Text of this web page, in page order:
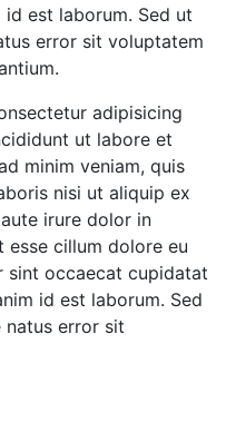
est laborum. Sed ut
error sit voluptatem
adipisicing
ut labore et
minim veniam, quis
nisi ut aliquip ex
irure dolor in
cillum dolore eu
sint occaecat cupidatat
id est laborum. Sed
natus error sit